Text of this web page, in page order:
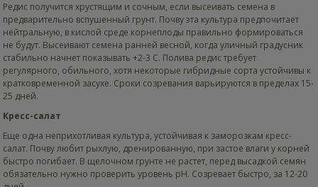
Редис получится хрустящим и сочным, если высеивать семена в
предварительно вспушенный грунт. Почву эта культура предпочитает
нейтральную, в кислой среде корнеплоды правильно формироваться
не будут. Высеивают семена ранней весной, когда уличный градусник
стабильно начнет показывать +2-3 С. Полива редис требует
регулярного, обильного, хотя некоторые гибридные сорта устойчивы к
кратковременной засухе. Сроки созревания варьируются в пределах 15-
25 дней.
Кресс-салат
Еще одна неприхотливая культура, устойчивая к заморозкам кресс-
салат. Почву любит рыхлую, дренированную, при застое влаги у корней
быстро погибает. В щелочном грунте не растет, перед высадкой семян
обязательно нужно проверить уровень рН. Созревает быстро, за 12-20